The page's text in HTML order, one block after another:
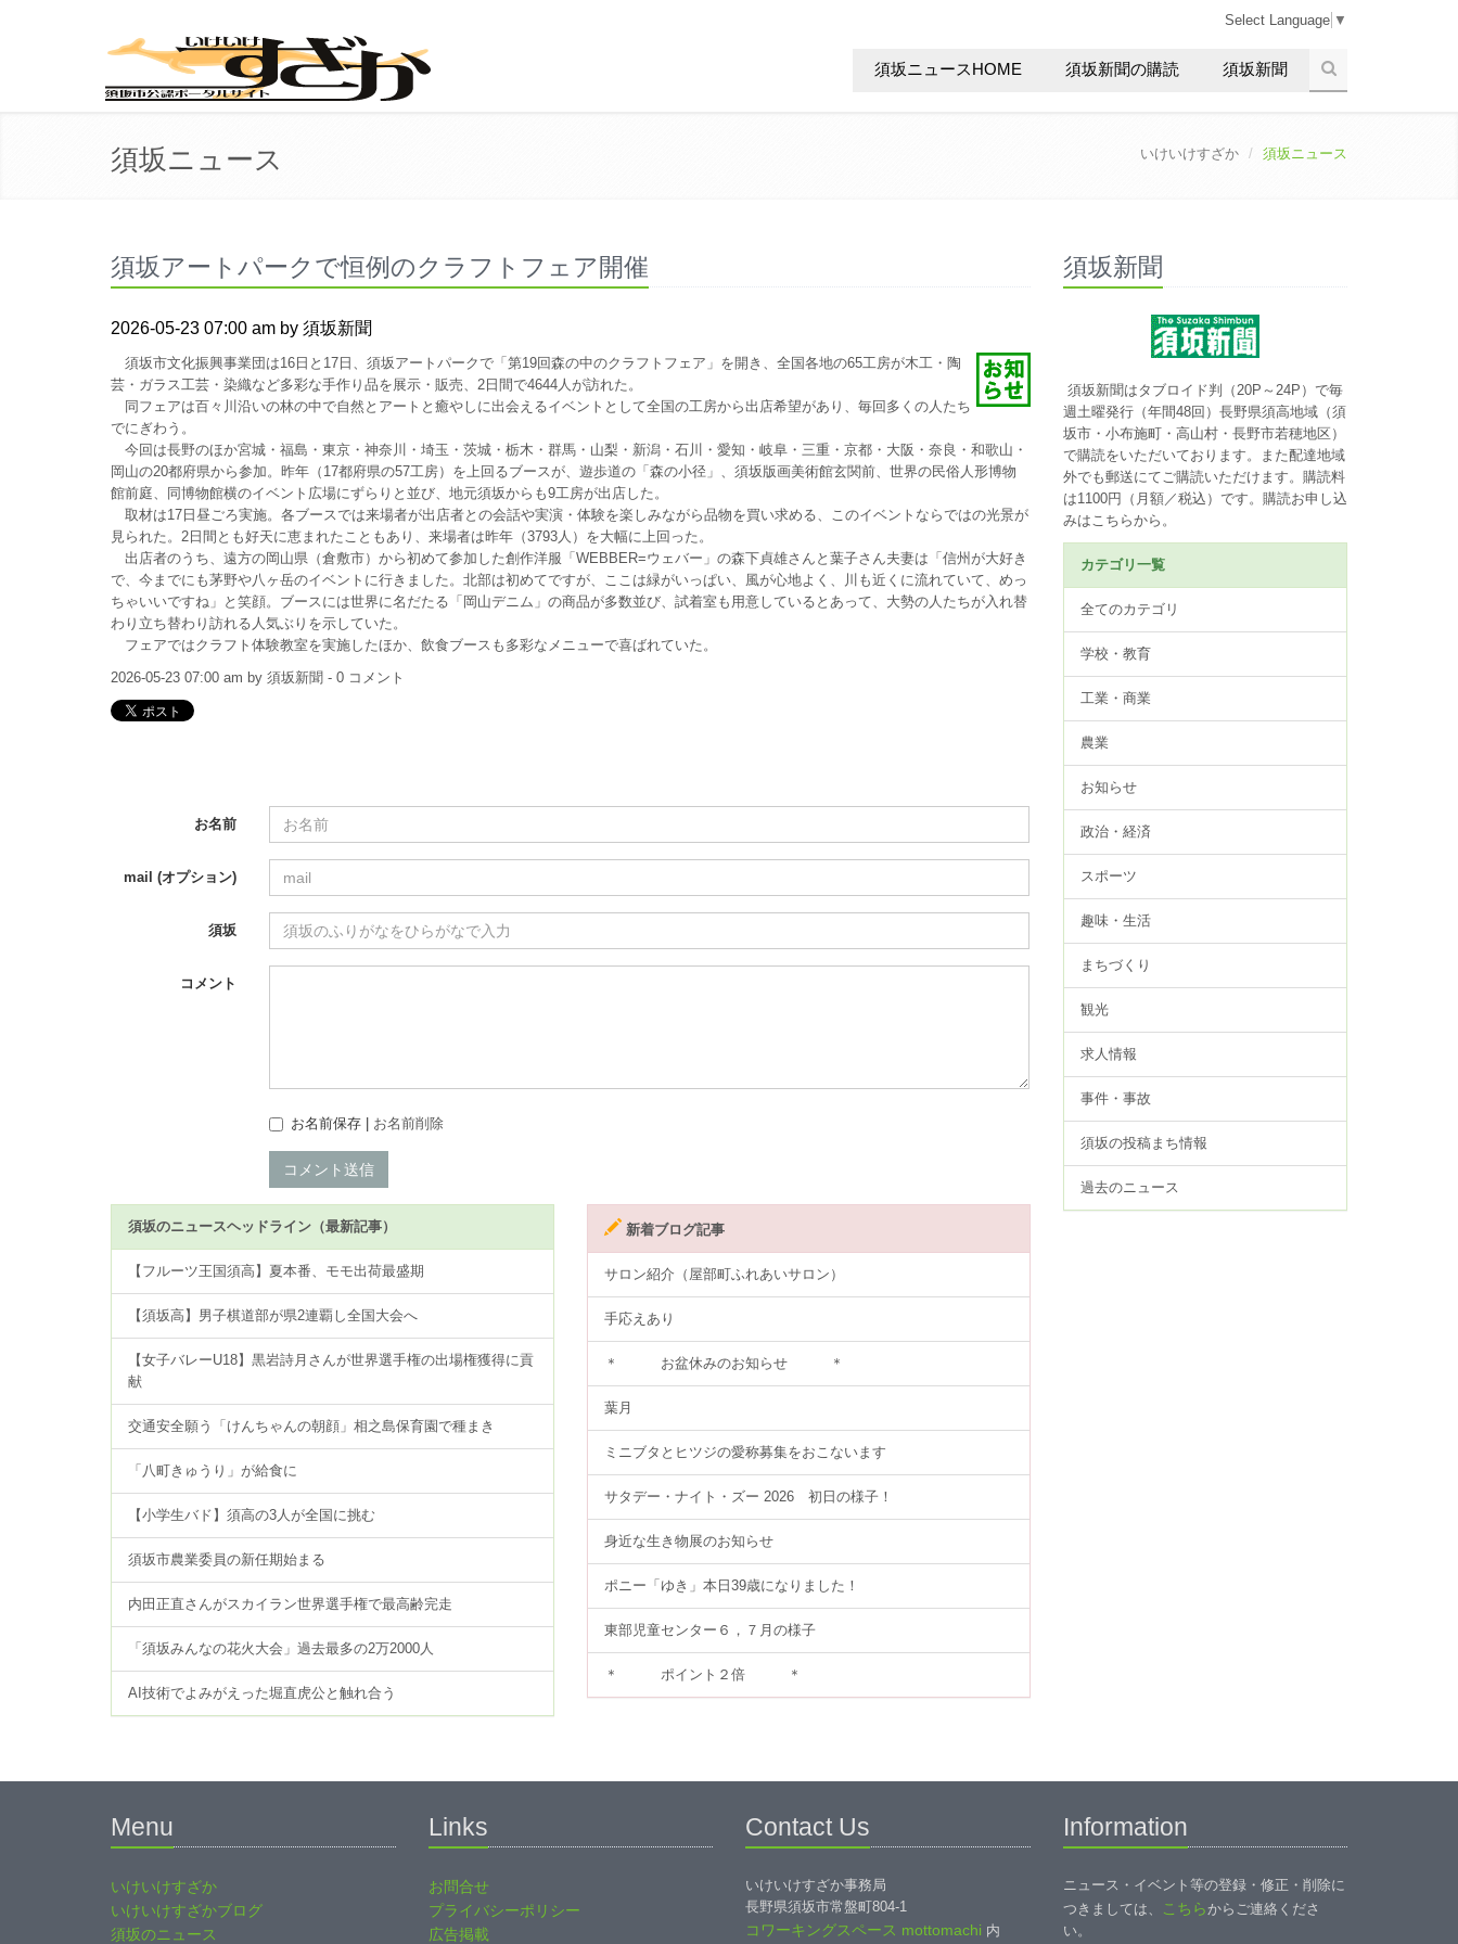
Select Language ▼
須坂ニュースHOME 須坂新聞の購読 須坂新聞
須坂ニュース いけいけすざか 須坂ニュース
須坂アートパークで恒例のクラフトフェア開催
2026-05-23 07:00 am by 須坂新聞
須坂市文化振興事業団は16日と17日、須坂アートパークで「第19回森の中のクラフトフェア」を開き、全国各地の65工房が木工・陶
芸・ガラス工芸・染織など多彩な手作り品を展示・販売、2日間で4644人が訪れた。
同フェアは百々川沿いの林の中で自然とアートと癒やしに出会えるイベントとして全国の工房から出店希望があり、毎回多くの人たち
でにぎわう。
今回は長野のほか宮城・福島・東京・神奈川・埼玉・茨城・栃木・群馬・山梨・新潟・石川・愛知・岐阜・三重・京都・大阪・奈良・和歌山・
岡山の20都府県から参加。昨年（17都府県の57工房）を上回るブースが、遊歩道の「森の小径」、須坂版画美術館玄関前、世界の民俗人形博物
館前庭、同博物館横のイベント広場にずらりと並び、地元須坂からも9工房が出店した。
取材は17日昼ごろ実施。各ブースでは来場者が出店者との会話や実演・体験を楽しみながら品物を買い求める、このイベントならではの光景が
見られた。2日間とも好天に恵まれたこともあり、来場者は昨年（3793人）を大幅に上回った。
出店者のうち、遠方の岡山県（倉敷市）から初めて参加した創作洋服「WEBBER=ウェバー」の森下貞雄さんと葉子さん夫妻は「信州が大好き
で、今までにも茅野や八ヶ岳のイベントに行きました。北部は初めてですが、ここは緑がいっぱい、風が心地よく、川も近くに流れていて、めっ
ちゃいいですね」と笑顔。ブースには世界に名だたる「岡山デニム」の商品が多数並び、試着室も用意しているとあって、大勢の人たちが入れ替
わり立ち替わり訪れる人気ぶりを示していた。
フェアではクラフト体験教室を実施したほか、飲食ブースも多彩なメニューで喜ばれていた。
2026-05-23 07:00 am by 須坂新聞 - 0 コメント
お名前
mail (オプション)
須坂
コメント
お名前保存 | お名前削除
コメント送信
須坂のニュースヘッドライン（最新記事）
【フルーツ王国須高】夏本番、モモ出荷最盛期
【須坂高】男子棋道部が県2連覇し全国大会へ
【女子バレーU18】黒岩詩月さんが世界選手権の出場権獲得に貢
献
交通安全願う「けんちゃんの朝顔」相之島保育園で種まき
「八町きゅうり」が給食に
【小学生バド】須高の3人が全国に挑む
須坂市農業委員の新任期始まる
内田正直さんがスカイラン世界選手権で最高齢完走
「須坂みんなの花火大会」過去最多の2万2000人
AI技術でよみがえった堀直虎公と触れ合う
新着ブログ記事
サロン紹介（屋部町ふれあいサロン）
手応えあり
＊ お盆休みのお知らせ ＊
葉月
ミニブタとヒツジの愛称募集をおこないます
サタデー・ナイト・ズー 2026 初日の様子！
身近な生き物展のお知らせ
ポニー「ゆき」本日39歳になりました！
東部児童センター６，７月の様子
＊ ポイント２倍 ＊
須坂新聞
須坂新聞はタブロイド判（20P～24P）で毎
週土曜発行（年間48回）長野県須高地域（須
坂市・小布施町・高山村・長野市若穂地区）
で購読をいただいております。また配達地域
外でも郵送にてご購読いただけます。購読料
は1100円（月額／税込）です。 購読お申し込
みはこちらから。
カテゴリ一覧
全てのカテゴリ
学校・教育
工業・商業
農業
お知らせ
政治・経済
スポーツ
趣味・生活
まちづくり
観光
求人情報
事件・事故
須坂の投稿まち情報
過去のニュース
Menu
いけいけすざか
いけいけすざかブログ
須坂のニュース
Links
お問合せ
プライバシーポリシー
広告掲載
Contact Us
いけいけすざか事務局
長野県須坂市常盤町804-1
コワーキングスペース mottomachi 内
Information
ニュース・イベント等の登録・修正・削除に
つきましては、
こちらからご連絡くださ
い。